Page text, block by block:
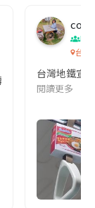
!這次的劇本改編
co
吹
台灣
台灣地鐵宣
閱讀更多